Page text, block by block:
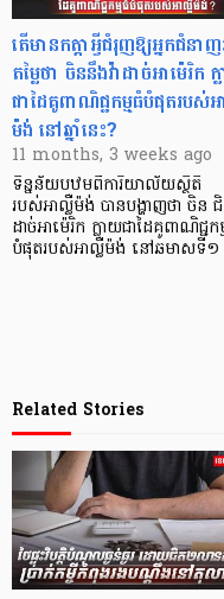
តើមានកត្តាអ្វីជំរុញឱ្យអ្នកជំនា
តម្លៃថា ចិននឹងវ៉ាដាច់អាម៉េរិក
ជាដៃគូពាណិជ្ជកម្មធំបំផុតរបស់អ
ម៉ង់ នៅឆ្នាំនេះ?
11 months, 3 weeks ago
ទិន្នន័យបឋមពីការិយាល័យស្ថិតិ
របស់អាល្លឺម៉ង់ បានបង្ហាញថា ចិន ជិ
ដាច់អាម៉េរិក ក្លាយជាដៃគូពាណិជ្ជក
បំផុតរបស់អាល្លឺម៉ង់ នៅឆមាសទី
Related Stories